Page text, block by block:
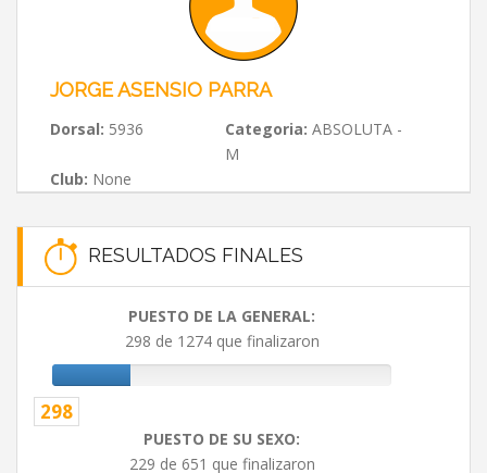
JORGE ASENSIO PARRA
Dorsal: 5936 Categoria: ABSOLUTA -
M
Club: None
RESULTADOS FINALES
PUESTO DE LA GENERAL:
298 de 1274 que finalizaron
298
PUESTO DE SU SEXO:
229 de 651 que finalizaron